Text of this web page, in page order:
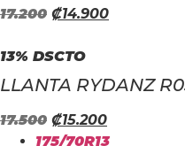
17.200 EL
ORIGINAL
ERA:
₡14.900EL
ES:
13% DSCTO
LLANTA RYDANZ
17.500 EL
PRECIO
₡15.200EL
PRECIO
175/70R13